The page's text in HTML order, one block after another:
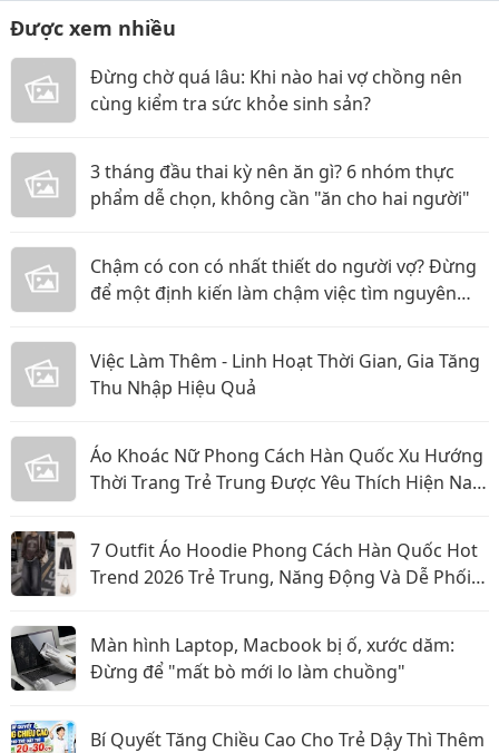
Được xem nhiều
Đừng chờ quá lâu: Khi nào hai vợ chồng nên
cùng kiểm tra sức khỏe sinh sản?
3 tháng đầu thai kỳ nên ăn gì? 6 nhóm thực
phẩm dễ chọn, không cần "ăn cho hai người"
Chậm có con có nhất thiết do người vợ? Đừng
để một định kiến làm chậm việc tìm nguyên
Việc Làm Thêm - Linh Hoạt Thời Gian, Gia Tăng
Thu Nhập Hiệu Quả
Áo Khoác Nữ Phong Cách Hàn Quốc Xu Hướng
Thời Trang Trẻ Trung Được Yêu Thích Hiện Nay
7 Outfit Áo Hoodie Phong Cách Hàn Quốc Hot
Trend 2026 Trẻ Trung, Năng Động Và Dễ Phối
Màn hình Laptop, Macbook bị ố, xước dăm:
Đừng để "mất bò mới lo làm chuồng"
Bí Quyết Tăng Chiều Cao Cho Trẻ Dậy Thì Thêm